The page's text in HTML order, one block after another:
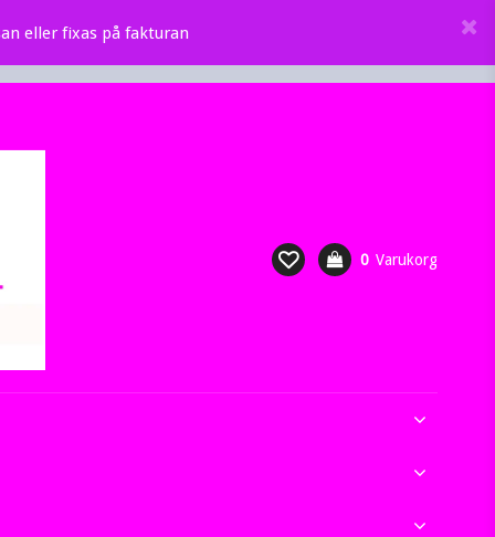
eller fixas på fakturan
0 Varukorg